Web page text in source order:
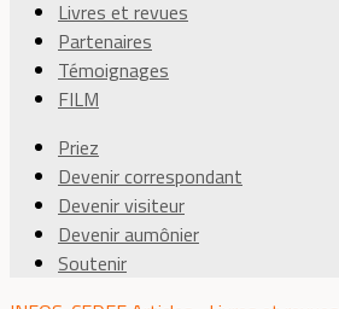
Livres et revues
Partenaires
Témoignages
FILM
Priez
Devenir correspondant
Devenir visiteur
Devenir aumônier
Soutenir